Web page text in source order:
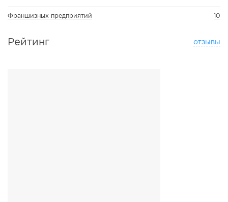
Франшизных предприятий 10
Рейтинг отзывы